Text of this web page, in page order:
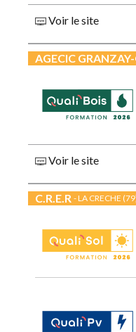
Voir le site
AGECIC
Voir le site
C.R.E.R - LA CRECHE